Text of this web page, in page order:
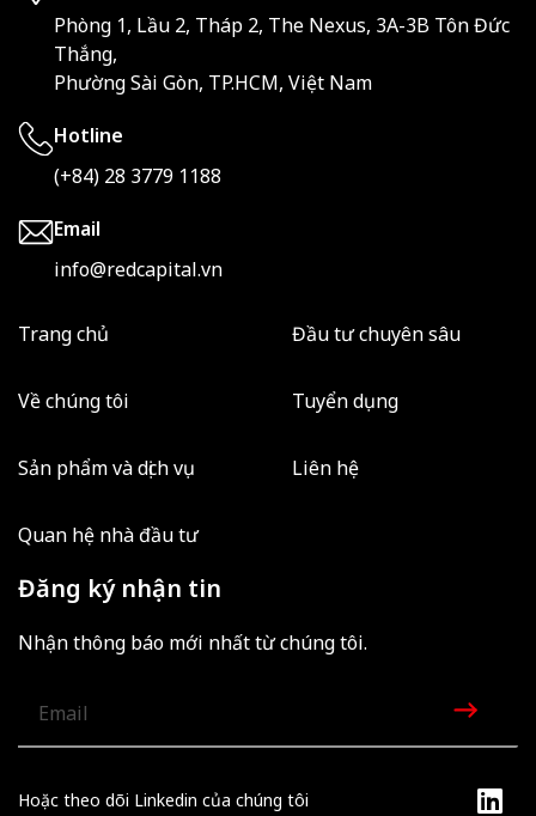
Phòng 1, Lầu 2, Tháp 2, The Nexus, 3A-3B Tôn Đức
Thắng,
Phường Sài Gòn, TP.HCM, Việt Nam
Hotline
(+84) 28 3779 1188
Email
info@redcapital.vn
Trang chủ
Về chúng tôi
Sản phẩm và dịch vụ
Quan hệ nhà đầu tư
Đầu tư chuyên sâu
Tuyển dụng
Liên hệ
Đăng ký nhận tin
Nhận thông báo mới nhất từ chúng tôi.
Hoặc theo dõi Linkedin của chúng tôi